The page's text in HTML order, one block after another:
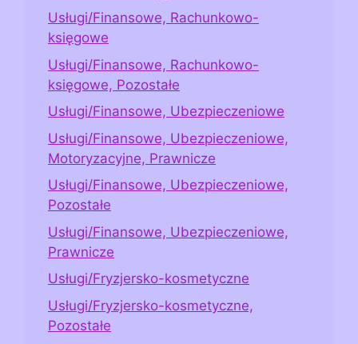
Usługi/Finansowe, Rachunkowo-
księgowe
Usługi/Finansowe, Rachunkowo-
księgowe, Pozostałe
Usługi/Finansowe, Ubezpieczeniowe
Usługi/Finansowe, Ubezpieczeniowe,
Motoryzacyjne, Prawnicze
Usługi/Finansowe, Ubezpieczeniowe,
Pozostałe
Usługi/Finansowe, Ubezpieczeniowe,
Prawnicze
Usługi/Fryzjersko-kosmetyczne
Usługi/Fryzjersko-kosmetyczne,
Pozostałe